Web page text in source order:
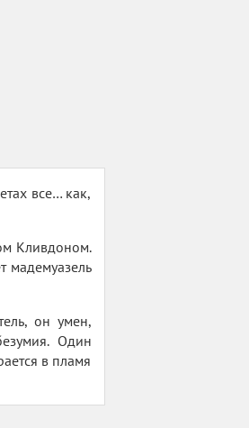
все… как,
Кливдоном.
мадемуазель
он умен,
Один
в пламя